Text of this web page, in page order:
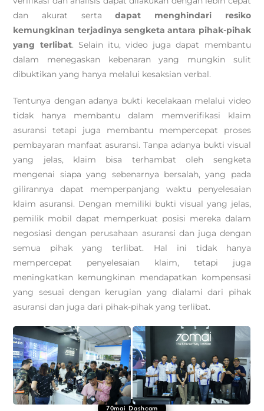
dan akurat sertadapat menghindari resiko
kemungkinan terjadinya sengketa antara pihak-pihak
yang terlibat. Selain itu, video juga dapat membantu
dalam menegaskan kebenaran yang mungkin sulit
dibuktikan yang hanya melalui kesaksian verbal.
Tentunya dengan adanya bukti kecelakaan melalui video
tidak hanya membantu dalam memverifikasi klaim
asuransi tetapi juga membantu mempercepat proses
pembayaran manfaat asuransi. Tanpa adanya bukti visual
yang jelas, klaim bisa terhambat oleh sengketa
mengenai siapa yang sebenarnya bersalah, yang pada
gilirannya dapat memperpanjang waktu penyelesaian
klaim asuransi. Dengan memiliki bukti visual yang jelas,
pemilik mobil dapat memperkuat posisi mereka dalam
negosiasi dengan perusahaan asuransi dan juga dengan
semua pihak yang terlibat. Hal ini tidak hanya
mempercepat penyelesaian klaim, tetapi juga
meningkatkan kemungkinan mendapatkan kompensasi
yang sesuai dengan kerugian yang dialami dari pihak
asuransi dan juga dari pihak-pihak yang terlibat.
70mai Dashcam